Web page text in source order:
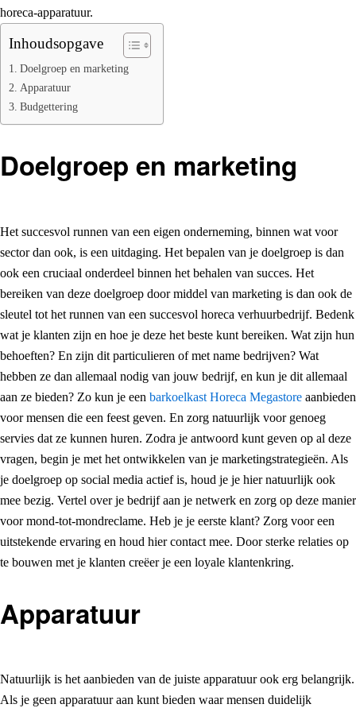
horeca-apparatuur.
Inhoudsopgave
Doelgroep en marketing
Apparatuur
Budgettering
Doelgroep en marketing
Het succesvol runnen van een eigen onderneming, binnen wat voor
sector dan ook, is een uitdaging. Het bepalen van je doelgroep is dan
ook een cruciaal onderdeel binnen het behalen van succes. Het
bereiken van deze doelgroep door middel van marketing is dan ook de
sleutel tot het runnen van een succesvol horeca verhuurbedrijf. Bedenk
wat je klanten zijn en hoe je deze het beste kunt bereiken. Wat zijn hun
behoeften? En zijn dit particulieren of met name bedrijven? Wat
hebben ze dan allemaal nodig van jouw bedrijf, en kun je dit allemaal
aan ze bieden? Zo kun je een barkoelkast Horeca Megastore aanbieden
voor mensen die een feest geven. En zorg natuurlijk voor genoeg
servies dat ze kunnen huren. Zodra je antwoord kunt geven op al deze
vragen, begin je met het ontwikkelen van je marketingstrategieën. Als
je doelgroep op social media actief is, houd je je hier natuurlijk ook
mee bezig. Vertel over je bedrijf aan je netwerk en zorg op deze manier
voor mond-tot-mondreclame. Heb je je eerste klant? Zorg voor een
uitstekende ervaring en houd hier contact mee. Door sterke relaties op
te bouwen met je klanten creëer je een loyale klantenkring.
Apparatuur
Natuurlijk is het aanbieden van de juiste apparatuur ook erg belangrijk.
Als je geen apparatuur aan kunt bieden waar mensen duidelijk